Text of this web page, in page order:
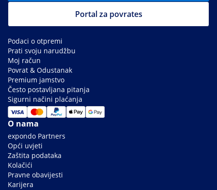
Portal za povrates
Podaci o otpremi
Prati svoju narudžbu
Moj račun
Povrat & Odustanak
Premium jamstvo
Često postavljana pitanja
Sigurni načini plaćanja
O nama
expondo Partners
Opći uvjeti
Zaštita podataka
Kolačići
Pravne obavijesti
Karijera